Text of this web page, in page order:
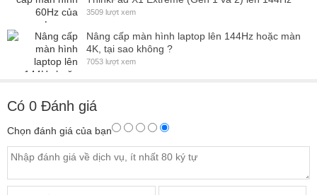
3509 lượt xem
Nâng cấp màn hình laptop lên 144Hz hoặc màn
4K, tại sao không ?
7053 lượt xem
Có 0 Đánh giá
Chọn đánh giá của bạn